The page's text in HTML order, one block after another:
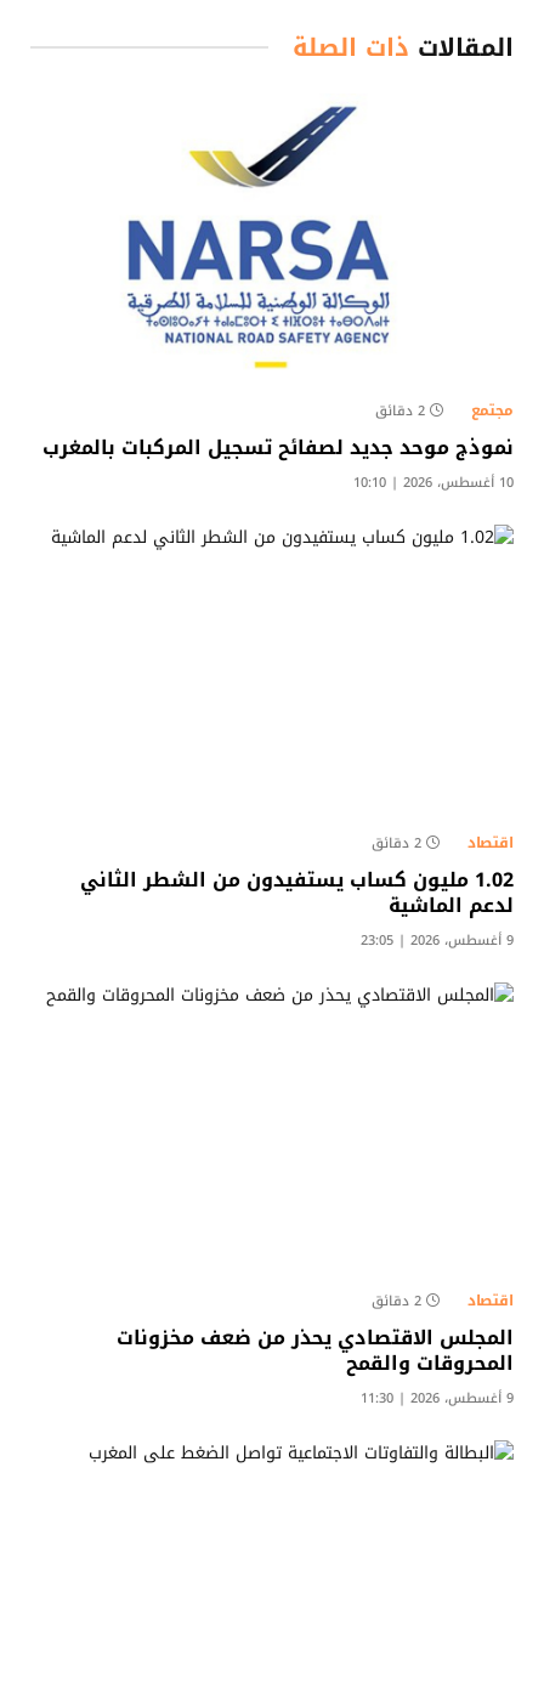
المقالات ذات الصلة
مجتمع 2 دقائق
نموذج موحد جديد لصفائح تسجيل المركبات بالمغرب
10 أغسطس، 2026 | 10:10
اقتصاد 2 دقائق
1.02 مليون كساب يستفيدون من الشطر الثاني
لدعم الماشية
9 أغسطس، 2026 | 23:05
اقتصاد 2 دقائق
المجلس الاقتصادي يحذر من ضعف مخزونات
المحروقات والقمح
9 أغسطس، 2026 | 11:30